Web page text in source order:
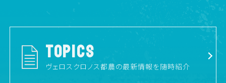
TOPICS
ヴェロスクロノス都農の最新情報を随時紹介